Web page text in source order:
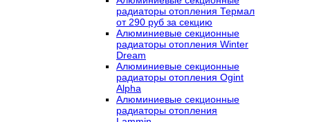
радиаторы отопления Термал
от 290 руб за секцию
Алюминиевые секционные
радиаторы отопления Winter
Dream
Алюминиевые секционные
радиаторы отопления Ogint
Alpha
Алюминиевые секционные
радиаторы отопления